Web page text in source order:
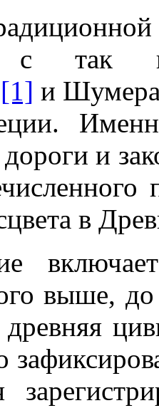
с так
[1] и
дороги и
в
выше,
древняя